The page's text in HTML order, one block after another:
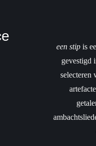
een stipis
gevestigd
selecteren